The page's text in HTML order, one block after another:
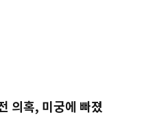
의혹, 미궁에 빠졌